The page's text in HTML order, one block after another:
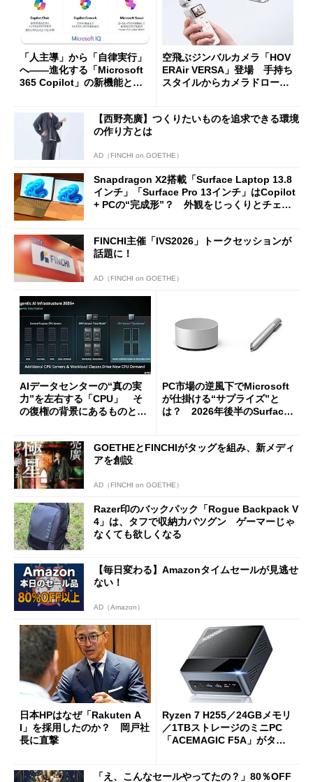
「人主導」から「自律実行」
へ――進化する「Microsoft
365 Copilot」の新機能とエ
空飛ぶジンバルカメラ「HOV
ERAir VERSA」登場 手持ち
スタイルからカメラドローン
【西野亮廣】つくりたいものを追求できる環境
の作り方とは
AD（FINCHI on GOETHE）
Snapdragon X2搭載「Surface Laptop 13.8
インチ」「Surface Pro 13インチ」はCopilot
+ PCの“完成形”？ 外観をじっくりとチェッ
FINCHI主催「IVS2026」トークセッションが
話題に！
AD（FINCHI on GOETHE）
AIデータセンターの“真の実
力”を左右する「CPU」 そ
の復権の背景にあるものと
PC市場の逆風下でMicrosoft
が仕掛ける“サプライズ”と
は？ 2026年後半のSurface
GOETHEとFINCHIがタッグを組み、新メディ
アを創設
AD（FINCHI on GOETHE）
Razer印のバックパック「Rogue Backpack V
4」は、タフで収納力バツグン ゲーマーじゃ
なくても欲しくなる
【毎日変わる】Amazonタイムセールが見逃せ
ない！
AD（Amazon）
日本HPはなぜ「Rakuten A
I」を採用したのか？ 岡戸社
長に直撃
Ryzen 7 H255／24GBメモリ
／1TBストレージのミニPC
「ACEMAGIC F5A」がタイ
「え、こんなセールやってたの？」80％OFF